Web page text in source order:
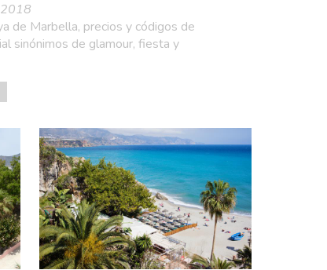
de Marbella, precios y códigos de
sinónimos de glamour, fiesta y